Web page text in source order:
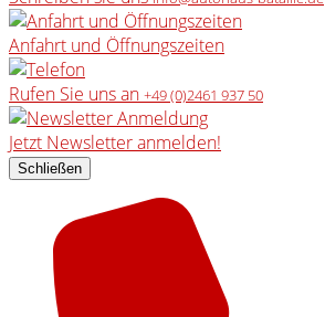
Anfahrt und Öffnungszeiten
Rufen Sie uns an +49 (0)2461 937 50
Jetzt Newsletter anmelden!
Schließen